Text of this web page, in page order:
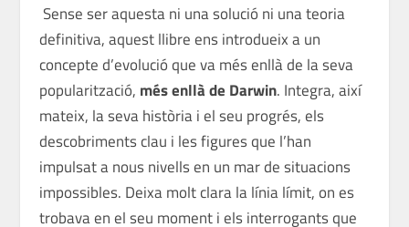
Sense ser aquesta ni una solució ni una teoria
definitiva, aquest llibre ens introdueix a un
concepte d’evolució que va més enllà de la seva
popularització, més enllà de Darwin. Integra, així
mateix, la seva història i el seu progrés, els
descobriments clau i les figures que l’han
impulsat a nous nivells en un mar de situacions
impossibles. Deixa molt clara la línia límit, on es
trobava en el seu moment i els interrogants que